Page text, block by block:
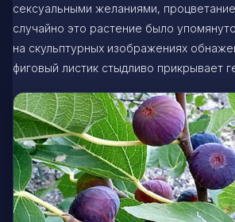
сексуальными желаниями,
случайно это растение было
на скульптурных изображениях
фиговый листик стыдливо прикрывает